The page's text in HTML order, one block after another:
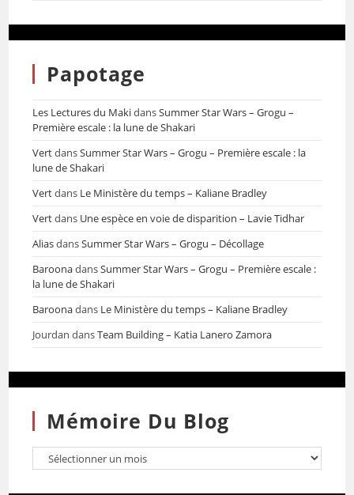
Papotage
Les Lectures du MakidansSummer Star Wars – Grogu –
Première escale : la lune de Shakari
VertdansSummer Star Wars – Grogu – Première escale : la
lune de Shakari
Vertdans Le Ministère du temps – Kaliane Bradley
Vertdans Une espèce en voie de disparition – Lavie Tidhar
AliasdansSummer Star Wars – Grogu – Décollage
BaroonadansSummer Star Wars – Grogu – Première escale :
la lune de Shakari
Baroonadans Le Ministère du temps – Kaliane Bradley
Jourdan dansTeam Building – Katia Lanero Zamora
Mémoire Du Blog